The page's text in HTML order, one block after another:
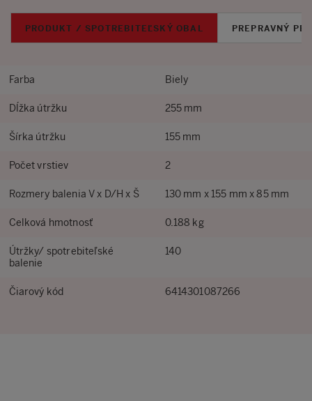
PRODUKT / SPOTREBITEĽSKÝ OBAL PREPRAVNÝ
Farba Biely
Dĺžka útržku 255 mm
Šírka útržku 155 mm
Počet vrstiev 2
Rozmery balenia V x D/H x Š 130 mm x 155 mm x 85 mm
Celková hmotnosť 0.188 kg
Útržky/ spotrebiteľské
balenie
140
Čiarový kód 6414301087266